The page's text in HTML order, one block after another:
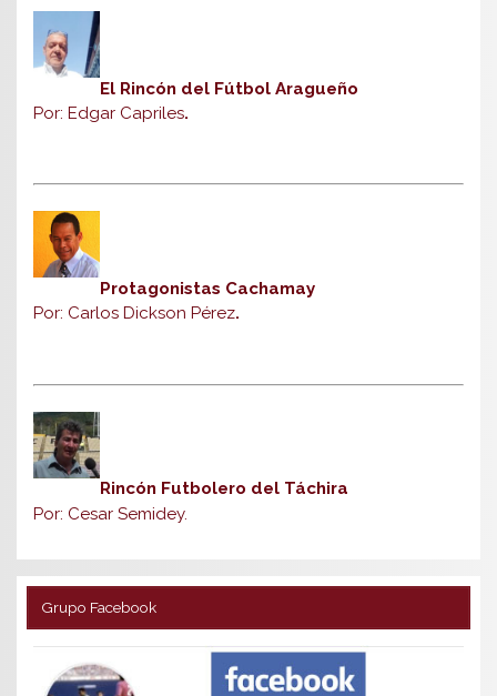
El Rincón del Fútbol Aragueño
Por: Edgar Capriles.
Protagonistas Cachamay
Por: Carlos Dickson Pérez.
Rincón Futbolero del Táchira
Por: Cesar Semidey.
Grupo Facebook